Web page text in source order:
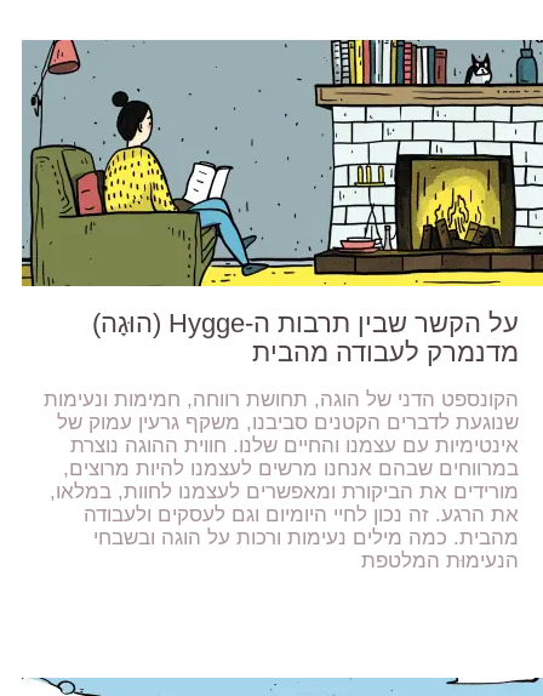
על הקשר שבין תרבות ה-Hygge (הוּגָה)
מדנמרק לעבודה מהבית
הקונספט הדני של הוגה, תחושת רווחה, חמימות ונעימות
שנוגעת לדברים הקטנים סביבנו, משקף גרעין עמוק של
אינטימיות עם עצמנו והחיים שלנו. חווית ההוגה נוצרת
במרווחים שבהם אנחנו מרשים לעצמנו להיות מרוצים,
מורידים את הביקורת ומאפשרים לעצמנו לחוות, במלאו,
את הרגע. זה נכון לחיי היומיום וגם לעסקים ולעבודה
מהבית. כמה מילים נעימות ורכות על הוגה ובשבחי
הנעימוּת המלטפת